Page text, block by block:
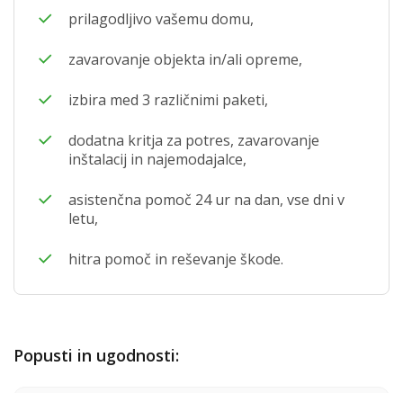
prilagodljivo vašemu domu,
zavarovanje objekta in/ali opreme,
izbira med 3 različnimi paketi,
dodatna kritja za potres, zavarovanje
inštalacij in najemodajalce,
asistenčna pomoč 24 ur na dan, vse dni v
letu,
hitra pomoč in reševanje škode.
Popusti in ugodnosti: